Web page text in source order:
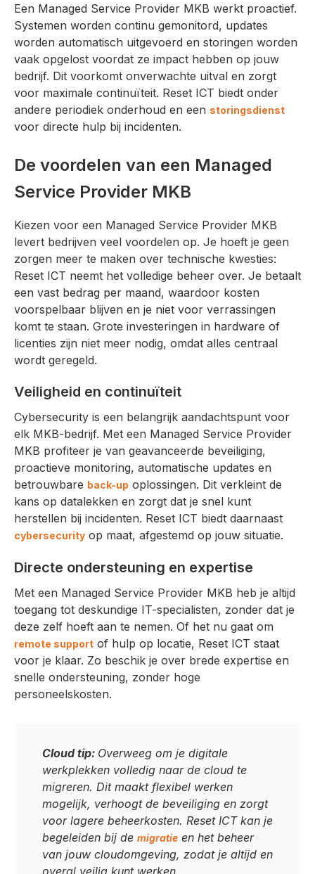
Een Managed Service Provider MKB werkt proactief.
Systemen worden continu gemonitord, updates
worden automatisch uitgevoerd en storingen worden
vaak opgelost voordat ze impact hebben op jouw
bedrijf. Dit voorkomt onverwachte uitval en zorgt
voor maximale continuïteit. Reset ICT biedt onder
andere periodiek onderhoud en een storingsdienst
voor directe hulp bij incidenten.
De voordelen van een Managed
Service Provider MKB
Kiezen voor een Managed Service Provider MKB
levert bedrijven veel voordelen op. Je hoeft je geen
zorgen meer te maken over technische kwesties:
Reset ICT neemt het volledige beheer over. Je betaalt
een vast bedrag per maand, waardoor kosten
voorspelbaar blijven en je niet voor verrassingen
komt te staan. Grote investeringen in hardware of
licenties zijn niet meer nodig, omdat alles centraal
wordt geregeld.
Veiligheid en continuïteit
Cybersecurity is een belangrijk aandachtspunt voor
elk MKB-bedrijf. Met een Managed Service Provider
MKB profiteer je van geavanceerde beveiliging,
proactieve monitoring, automatische updates en
betrouwbare back-up oplossingen. Dit verkleint de
kans op datalekken en zorgt dat je snel kunt
herstellen bij incidenten. Reset ICT biedt daarnaast
cybersecurity op maat, afgestemd op jouw situatie.
Directe ondersteuning en expertise
Met een Managed Service Provider MKB heb je altijd
toegang tot deskundige IT-specialisten, zonder dat je
deze zelf hoeft aan te nemen. Of het nu gaat om
remote support of hulp op locatie, Reset ICT staat
voor je klaar. Zo beschik je over brede expertise en
snelle ondersteuning, zonder hoge
personeelskosten.
Cloud tip: Overweeg om je digitale
werkplekken volledig naar de cloud te
migreren. Dit maakt flexibel werken
mogelijk, verhoogt de beveiliging en zorgt
voor lagere beheerkosten. Reset ICT kan je
begeleiden bij de migratie en het beheer
van jouw cloudomgeving, zodat je altijd en
overal veilig kunt werken.